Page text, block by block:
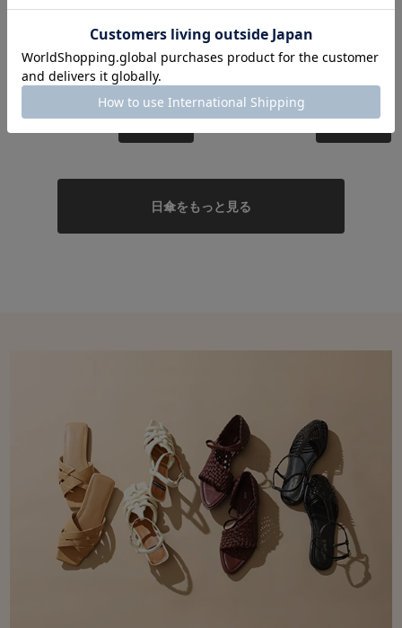
PINKY & DIANNE
サマーシールド晴雨兼用傘 オリジナ
ルプリント収納傘袋付き
collex
たたみ傘【assa】
￥4,180
日傘をもっと見る